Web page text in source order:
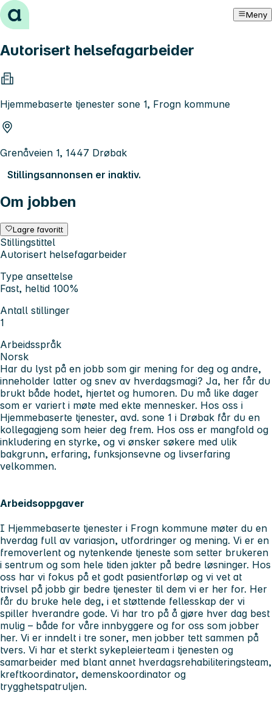
Hopp til innhold Meny
Autorisert helsefagarbeider
Hjemmebaserte tjenester sone 1, Frogn kommune
Grenåveien 1, 1447 Drøbak
Stillingsannonsen er inaktiv.
Om jobben
Lagre favoritt
Stillingstittel
Autorisert helsefagarbeider
Type ansettelse
Fast, heltid 100%
Antall stillinger
1
Arbeidsspråk
Norsk
Har du lyst på en jobb som gir mening for deg og andre,
inneholder latter og snev av hverdagsmagi? Ja, her får du
brukt både hodet, hjertet og humoren. Du må like dager
som er variert i møte med ekte mennesker. Hos oss i
Hjemmebaserte tjenester, avd. sone 1 i Drøbak får du en
kollegagjeng som heier deg frem. Hos oss er mangfold og
inkludering en styrke, og vi ønsker søkere med ulik
bakgrunn, erfaring, funksjonsevne og livserfaring
velkommen.
Arbeidsoppgaver
I Hjemmebaserte tjenester i Frogn kommune møter du en
hverdag full av variasjon, utfordringer og mening. Vi er en
fremoverlent og nytenkende tjeneste som setter brukeren
i sentrum og som hele tiden jakter på bedre løsninger. Hos
oss har vi fokus på et godt pasientforløp og vi vet at
trivsel på jobb gir bedre tjenester til dem vi er her for. Her
får du bruke hele deg, i et støttende fellesskap der vi
spiller hverandre gode. Vi har tro på å gjøre hver dag best
mulig – både for våre innbyggere og for oss som jobber
her. Vi er inndelt i tre soner, men jobber tett sammen på
tvers. Vi har et sterkt sykepleierteam i tjenesten og
samarbeider med blant annet hverdagsrehabiliteringsteam,
kreftkoordinator, demenskoordinator og
trygghetspatruljen.